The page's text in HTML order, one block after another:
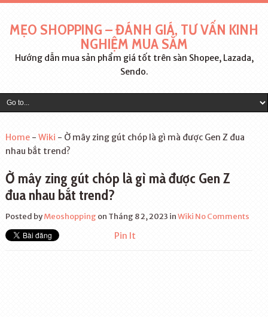
MẸO SHOPPING – ĐÁNH GIÁ, TƯ VẤN KINH
NGHIỆM MUA SẮM
Hướng dẫn mua sản phẩm giá tốt trên sàn Shopee, Lazada,
Sendo.
Home- Wiki - Ờ mây zing gút chóp là gì mà được Gen Z đua
nhau bắt trend?
Ờ mây zing gút chóp là gì mà được Gen Z
đua nhau bắt trend?
Posted byMeoshopping on Tháng 8 2, 2023 inWiki No Comments
Pin It